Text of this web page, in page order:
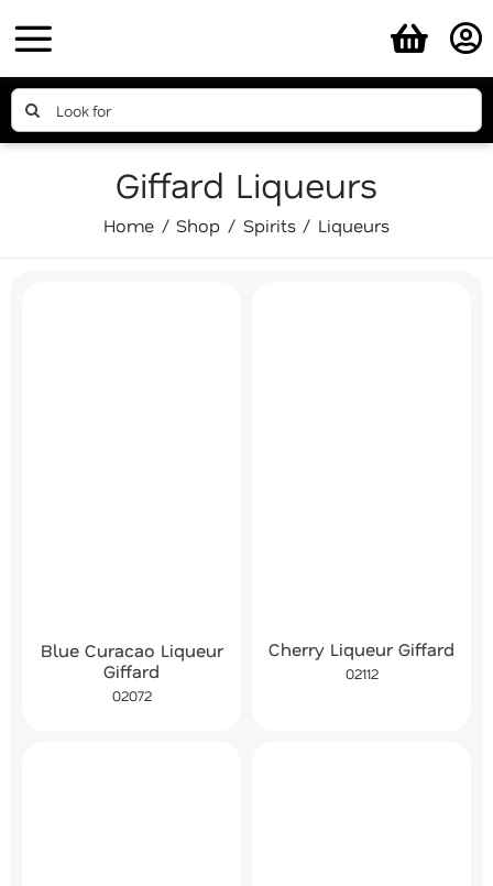
to
content
Search
for:
Giffard Liqueurs
Home Shop Spirits Liqueurs
Blue Curacao Liqueur
Giffard
02072
Cherry Liqueur Giffard
02112